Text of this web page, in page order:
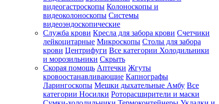
видеогастроскопы Колоноскопы и
видеоколоноскопы Системы
видеоэндоскопические
Служба крови Кресла для забора крови Счетчики
лейкоцитарные Микроскопы Столы для забора
крови Центрифуги Все категории Холодильники
и морозильники Скрыть
Скорая помощь Аптечки Жгуты
кровоостанавливающие Капнографы
Ларингоскопы Мешки дыхательные Амбу Все
категории Носилки Роторасширители и маски